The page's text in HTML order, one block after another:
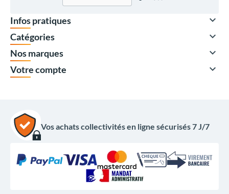
345,00 €
x1
x2
x8
345,00 €
Infos pratiques 
Catégories 
Nos marques 
Votre compte 
Vos achats collectivités en ligne sécurisés 7 J/7